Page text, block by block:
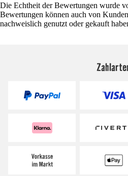
Die Echtheit der Bewertungen wurde
Bewertungen können auch von
nachweislich genutzt oder gekauft